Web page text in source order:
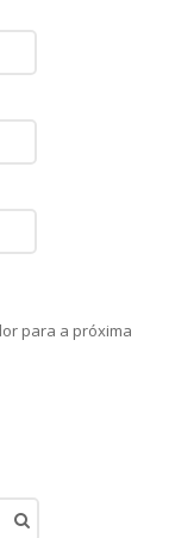
para a próxima